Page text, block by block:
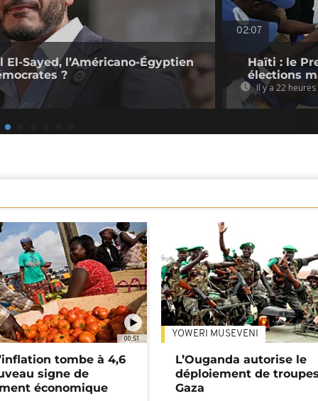
El-Sayed, l’Américano-Égyptien
?
02:07
Haïti : le
élections
Il y a 22 heures
00:51
tombe à 4,6
signe de
économique
YOWERI MUSEVENI
L’Ouganda autorise le
déploiement de
Gaza